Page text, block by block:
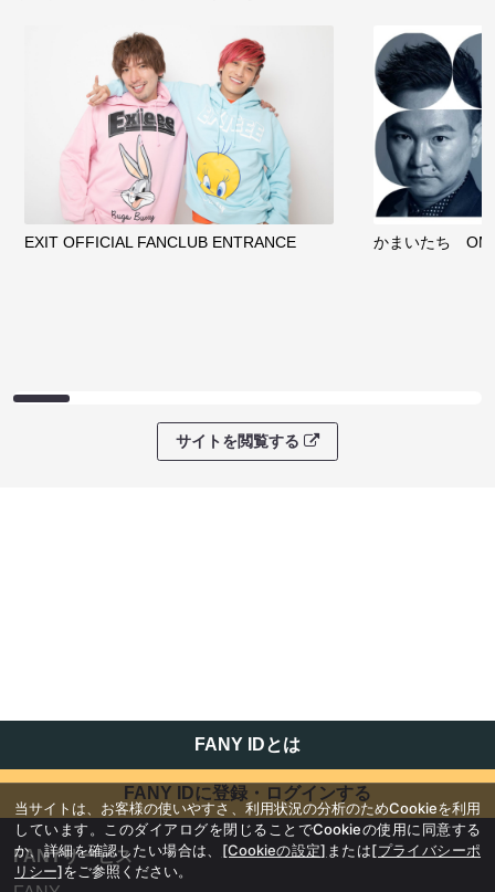
EXIT OFFICIAL FANCLUB ENTRANCE かまいたち
サイトを閲覧する
FANY IDとは
FANY IDに登録・ログインする
FANYサービス
当サイトは、お客様の使いやすさ、利用状況の分析のためCookieを利用
しています。このダイアログを閉じることでCookieの使用に同意する
か、詳細を確認したい場合は、 [Cookieの設定] または[プライバシーポ
リシー]をご参照ください。